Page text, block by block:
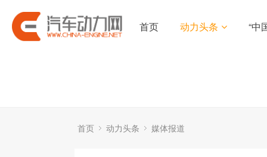
首页 动力头条 “中
首页 动力头条 媒体报道